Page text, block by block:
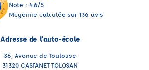
Note : 4.6/5
Moyenne calculée sur 136 avis
Adresse de l'auto-école
36, Avenue de Toulouse
31320 CASTANET TOLOSAN